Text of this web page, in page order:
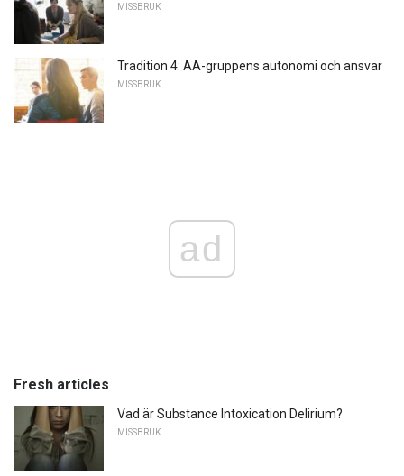
MISSBRUK
Tradition 4: AA-gruppens autonomi och ansvar
MISSBRUK
ad
Fresh articles
Vad är Substance Intoxication Delirium?
MISSBRUK